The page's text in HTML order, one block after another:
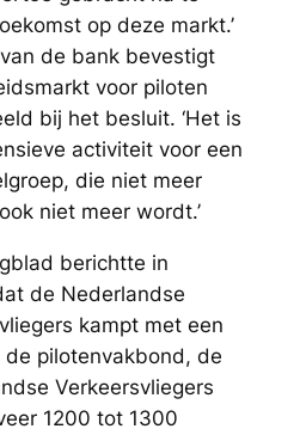
op deze markt.’
de bank bevestigt
voor piloten
bij het besluit. ‘Het is
activiteit voor een
die niet meer
niet meer wordt.’
berichtte in
de Nederlandse
kampt met een
pilotenvakbond, de
Verkeersvliegers
1200 tot 1300